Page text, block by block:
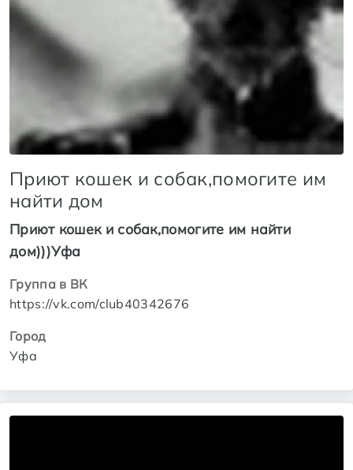
Приют кошек и собак,помогите им
найти дом
Приют кошек и собак,помогите им найти
дом)))Уфа
Группа в ВК
https://vk.com/club40342676
Город
Уфа